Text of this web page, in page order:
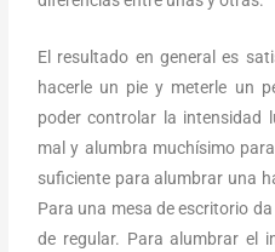
El resultado en general es
hacerle un pie y meterle un
poder controlar la intensidad
mal y alumbra muchísimo
suficiente para alumbrar una
Para una mesa de escritorio
de regular. Para alumbrar el